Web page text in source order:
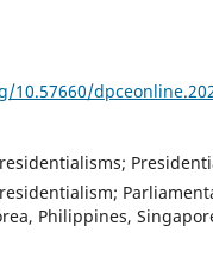
10.57660/
Philippines,